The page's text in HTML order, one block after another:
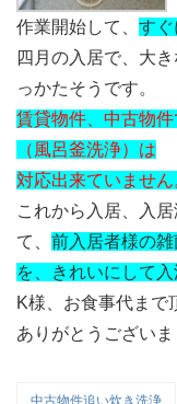
作業開始して、 すぐ
四月の入居で、大
っかたそうです。
賃貸物件、中古物
（風呂釜洗浄）は
対応出来ていません
これから入居、入
て、 前入居者様の
を、きれいにして入
K様、お食事代まで
ありがとうございま